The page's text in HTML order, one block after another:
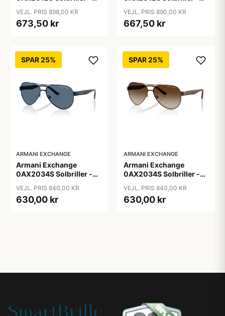
VEJL. PRIS 898,00 KR
673,50 kr
VEJL. PRIS 890,00 KR
667,50 kr
SPAR 25%
ARMANI EXCHANGE
Armani Exchange
0AX2034S Solbriller -
VEJL. PRIS 840,00 KR
630,00 kr
SPAR 25%
ARMANI EXCHANGE
Armani Exchange
0AX2034S Solbriller -
VEJL. PRIS 840,00 KR
630,00 kr